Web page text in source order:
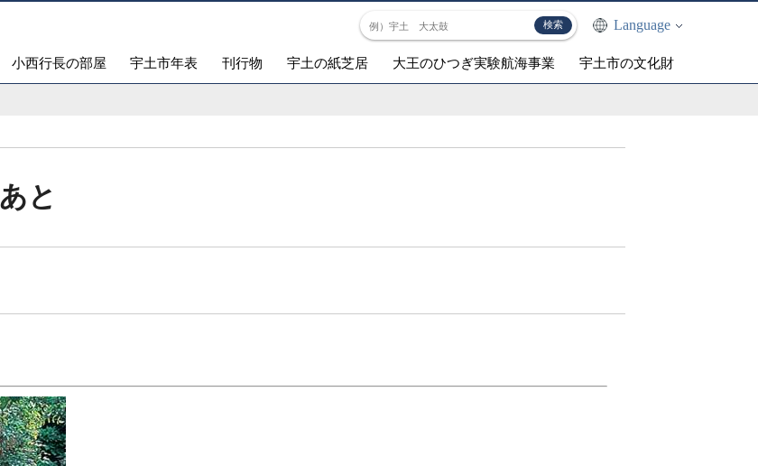
Language
小西行長の部屋 宇土市年表 刊行物 宇土の紙芝居 大王のひつぎ実験航海事業 宇土市の文化財
と